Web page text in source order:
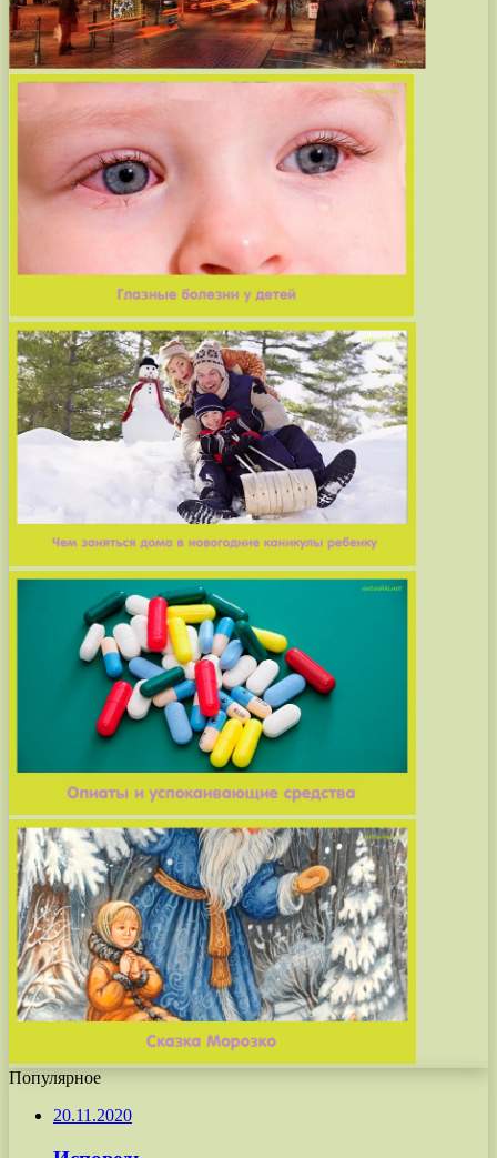
Популярное
20.11.2020